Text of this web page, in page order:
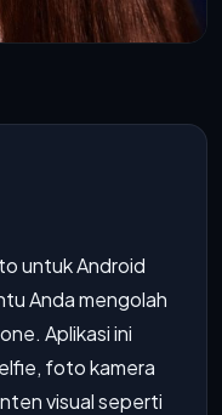
untuk Android
Anda mengolah
Aplikasi ini
foto kamera
visual seperti